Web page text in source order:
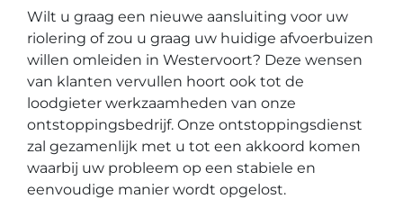
Wilt u graag een nieuwe aansluiting voor uw
riolering of zou u graag uw huidige afvoerbuizen
willen omleiden in Westervoort? Deze wensen
van klanten vervullen hoort ook tot de
loodgieter werkzaamheden van onze
ontstoppingsbedrijf. Onze ontstoppingsdienst
zal gezamenlijk met u tot een akkoord komen
waarbij uw probleem op een stabiele en
eenvoudige manier wordt opgelost.